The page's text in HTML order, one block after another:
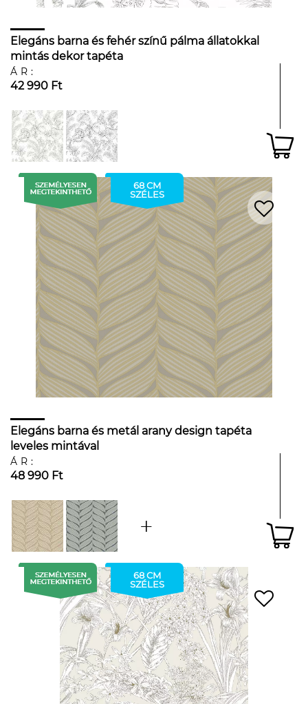
Elegáns barna és fehér színű pálma állatokkal
mintás dekor tapéta
ÁR:
42 990 Ft
68 CM
SZÉLES
Elegáns barna és metál arany design tapéta
leveles mintával
ÁR:
48 990 Ft
68 CM
SZÉLES